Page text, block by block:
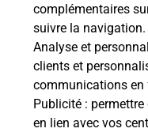
complémentaires
suivre la navigation.
Analyse et
clients et
communications
Publicité :
en lien avec vos
Collecte du
Le Village
26110 Les Pilles
Itinéraire